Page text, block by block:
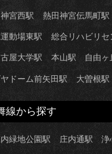
宮西駅 熱田神宮伝馬町駅
動場東駅 総合リハビリセ
屋大学駅 本山駅 自由ヶ
ドーム前矢田駅 大曽根駅
線から探す
緑地公園駅 庄内通駅 浄